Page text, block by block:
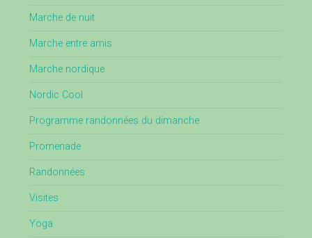
Marche de nuit
Marche entre amis
Marche nordique
Nordic Cool
Programme randonnées du dimanche
Promenade
Randonnées
Visites
Yoga